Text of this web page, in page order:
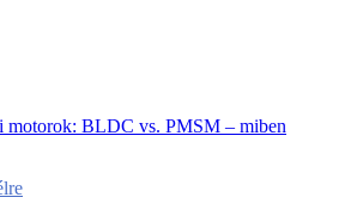
motorok: BLDC vs. PMSM – miben